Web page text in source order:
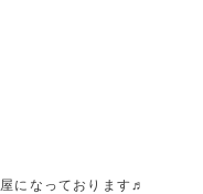
になっております♬